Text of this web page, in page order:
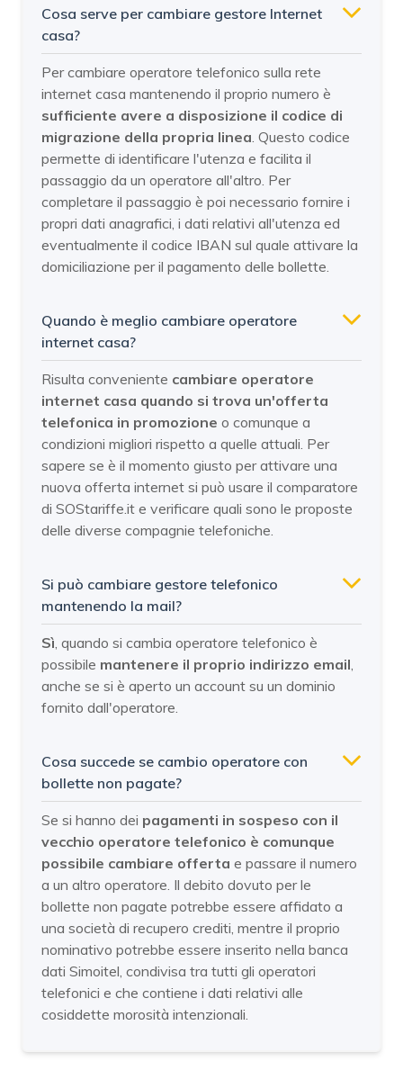
Cosa serve per cambiare gestore Internet
casa?
Per cambiare operatore telefonico sulla rete
internet casa mantenendo il proprio numero è
sufficiente avere a disposizione il codice di
migrazione della propria linea. Questo codice
permette di identificare l'utenza e facilita il
passaggio da un operatore all'altro. Per
completare il passaggio è poi necessario fornire i
propri dati anagrafici, i dati relativi all'utenza ed
eventualmente il codice IBAN sul quale attivare la
domiciliazione per il pagamento delle bollette.
Quando è meglio cambiare operatore
internet casa?
Risulta conveniente cambiare operatore
internet casa quando si trova un'offerta
telefonica in promozione o comunque a
condizioni migliori rispetto a quelle attuali. Per
sapere se è il momento giusto per attivare una
nuova offerta internet si può usare il comparatore
di SOStariffe.it e verificare quali sono le proposte
delle diverse compagnie telefoniche.
Si può cambiare gestore telefonico
mantenendo la mail?
Sì, quando si cambia operatore telefonico è
possibile mantenere il proprio indirizzo email,
anche se si è aperto un account su un dominio
fornito dall'operatore.
Cosa succede se cambio operatore con
bollette non pagate?
Se si hanno dei pagamenti in sospeso con il
vecchio operatore telefonico è comunque
possibile cambiare offerta e passare il numero
a un altro operatore. Il debito dovuto per le
bollette non pagate potrebbe essere affidato a
una società di recupero crediti, mentre il proprio
nominativo potrebbe essere inserito nella banca
dati Simoitel, condivisa tra tutti gli operatori
telefonici e che contiene i dati relativi alle
cosiddette morosità intenzionali.